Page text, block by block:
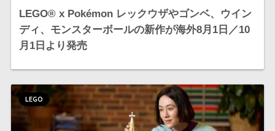
LEGO® x Pokémon レックウザやゴンベ、ウイン
ディ、モンスターボールの新作が海外8月1日／10
月1日より発売
LEGO